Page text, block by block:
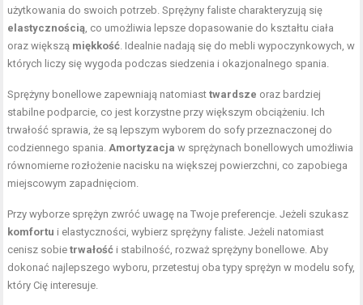
użytkowania do swoich potrzeb. Sprężyny faliste charakteryzują się
elastycznością , co umożliwia lepsze dopasowanie do kształtu ciała
oraz większą miękkość . Idealnie nadają się do mebli wypoczynkowych, w
których liczy się wygoda podczas siedzenia i okazjonalnego spania.
Sprężyny bonellowe zapewniają natomiasttwardsze oraz bardziej
stabilne podparcie, co jest korzystne przy większym obciążeniu. Ich
trwałość sprawia, że są lepszym wyborem do sofy przeznaczonej do
codziennego spania. Amortyzacja w sprężynach bonellowych umożliwia
równomierne rozłożenie nacisku na większej powierzchni, co zapobiega
miejscowym zapadnięciom.
Przy wyborze sprężyn zwróć uwagę na Twoje preferencje. Jeżeli szukasz
komfortu i elastyczności, wybierz sprężyny faliste. Jeżeli natomiast
cenisz sobietrwałość i stabilność, rozważ sprężyny bonellowe. Aby
dokonać najlepszego wyboru, przetestuj oba typy sprężyn w modelu sofy,
który Cię interesuje.